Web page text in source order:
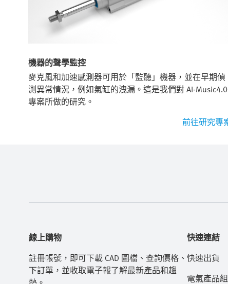
機器的聲學監控
麥克風和加速感測器可用於「監聽」機器，並在早期偵
測異常情況，例如氣缸的洩漏。這是我們對 AI-Music4.0
專案所做的研究。
前往研究專
線上購物
註冊帳號，即可下載 CAD 圖檔、查詢價格、
下訂單，並收取電子報了解最新產品和趨
快速連結
快速出貨
電氣產品